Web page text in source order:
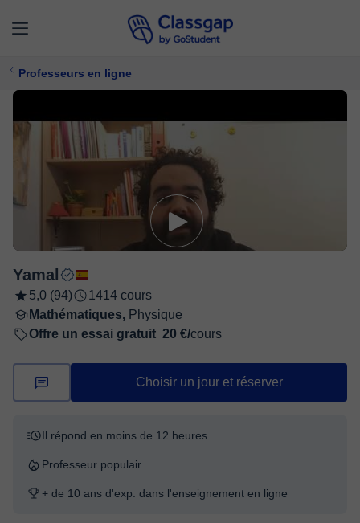
Professeurs en ligne
Yamal
5,0 (94)
1414 cours
Mathématiques, Physique
Offre un essai gratuit 20 €/cours
Choisir un jour et réserver
Il répond en moins de 12 heures
Professeur populair
+ de 10 ans d'exp. dans l'enseignement en ligne